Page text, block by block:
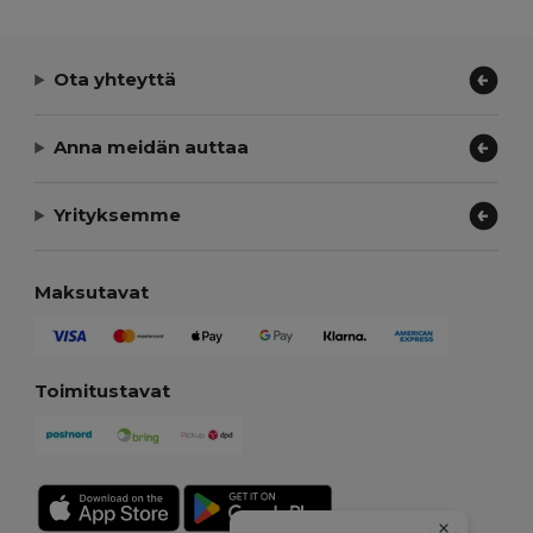
Ota yhteyttä
Anna meidän auttaa
Yrityksemme
Maksutavat
Toimitustavat